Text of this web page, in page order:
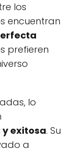
los
encuentran
prefieren
lo
y exitosa. Su
a